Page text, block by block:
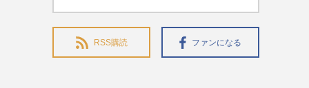
RSS購読 ファンになる